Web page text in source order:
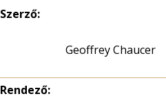
Szerző:
Geoffrey Chaucer
Rendező: